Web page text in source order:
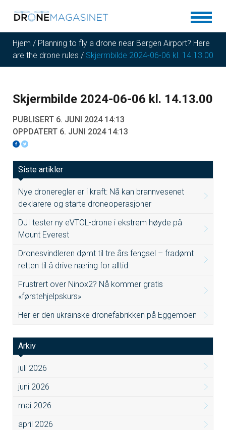
Hjem / Planning to fly a drone near Bergen Airport? Here
are the drone rules / Skjermbilde 2024-06-06 kl. 14.13.00
Skjermbilde 2024-06-06 kl. 14.13.00
PUBLISERT 6. JUNI 2024 14:13
OPPDATERT 6. JUNI 2024 14:13
Siste artikler
Nye droneregler er i kraft: Nå kan brannvesenet
deklarere og starte droneoperasjoner
DJI tester ny eVTOL-drone i ekstrem høyde på
Mount Everest
Dronesvindleren dømt til tre års fengsel – fradømt
retten til å drive næring for alltid
Frustrert over Ninox2? Nå kommer gratis
«førstehjelpskurs»
Her er den ukrainske dronefabrikken på Eggemoen
Arkiv
juli 2026
juni 2026
mai 2026
april 2026